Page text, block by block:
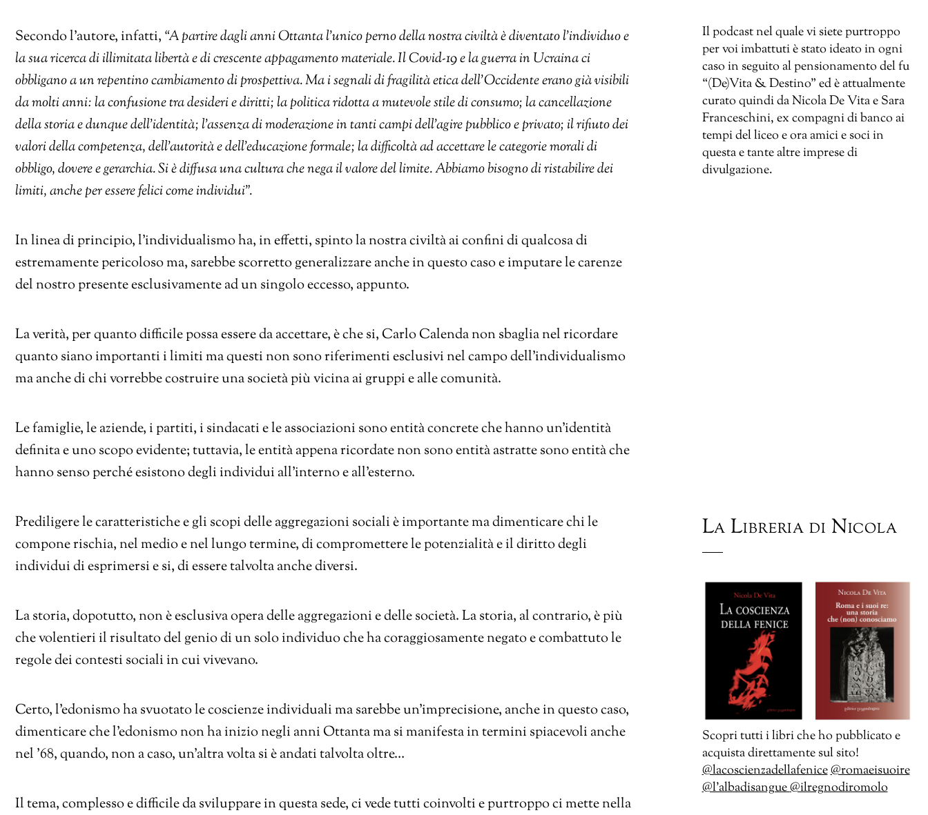
Secondo l’autore, infatti, “A partire dagli anni Ottanta l’unico perno della nostra civiltà è diventato l’individuo e
la sua ricerca di illimitata libertà e di crescente appagamento materiale. Il Covid-19 e la guerra in Ucraina ci
obbligano a un repentino cambiamento di prospettiva. Ma i segnali di fragilità etica dell’Occidente erano già visibili
da molti anni: la confusione tra desideri e diritti; la politica ridotta a mutevole stile di consumo; la cancellazione
della storia e dunque dell’identità; l’assenza di moderazione in tanti campi dell’agire pubblico e privato; il rifiuto dei
valori della competenza, dell’autorità e dell’educazione formale; la difficoltà ad accettare le categorie morali di
obbligo, dovere e gerarchia. Si è diffusa una cultura che nega il valore del limite. Abbiamo bisogno di ristabilire dei
limiti, anche per essere felici come individui”.
In linea di principio, l’individualismo ha, in effetti, spinto la nostra civiltà ai confini di qualcosa di
estremamente pericoloso ma, sarebbe scorretto generalizzare anche in questo caso e imputare le carenze
del nostro presente esclusivamente ad un singolo eccesso, appunto.
La verità, per quanto difficile possa essere da accettare, è che si, Carlo Calenda non sbaglia nel ricordare
quanto siano importanti i limiti ma questi non sono riferimenti esclusivi nel campo dell’individualismo
ma anche di chi vorrebbe costruire una società più vicina ai gruppi e alle comunità.
Le famiglie, le aziende, i partiti, i sindacati e le associazioni sono entità concrete che hanno un’identità
definita e uno scopo evidente; tuttavia, le entità appena ricordate non sono entità astratte sono entità che
hanno senso perché esistono degli individui all’interno e all’esterno.
Prediligere le caratteristiche e gli scopi delle aggregazioni sociali è importante ma dimenticare chi le
compone rischia, nel medio e nel lungo termine, di compromettere le potenzialità e il diritto degli
individui di esprimersi e si, di essere talvolta anche diversi.
La storia, dopotutto, non è esclusiva opera delle aggregazioni e delle società. La storia, al contrario, è più
che volentieri il risultato del genio di un solo individuo che ha coraggiosamente negato e combattuto le
regole dei contesti sociali in cui vivevano.
Certo, l’edonismo ha svuotato le coscienze individuali ma sarebbe un’imprecisione, anche in questo caso,
dimenticare che l’edonismo non ha inizio negli anni Ottanta ma si manifesta in termini spiacevoli anche
nel ’68, quando, non a caso, un’altra volta si è andati talvolta oltre…
Il tema, complesso e difficile da sviluppare in questa sede, ci vede tutti coinvolti e purtroppo ci mette nella
Il podcast nel quale vi siete purtroppo
per voi imbattuti è stato ideato in ogni
caso in seguito al pensionamento del fu
“(De)Vita & Destino” ed è attualmente
curato quindi da Nicola De Vita e Sara
Franceschini, ex compagni di banco ai
tempi del liceo e ora amici e soci in
questa e tante altre imprese di
divulgazione.
La Libreria di Nicola
Scopri tutti i libri che ho pubblicato e
acquista direttamente sul sito!
@lacoscienzadellafenice@romaeisuoire
@l’albadisangue@ilregnodiromolo